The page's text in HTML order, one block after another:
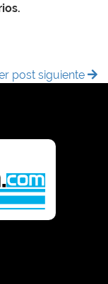
post siguiente